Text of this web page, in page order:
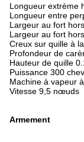
Longueur extrème
Longueur entre
Largeur au fort
Largeur au fort
Creux sur quille à
Profondeur de
Hauteur de quille
Puissance 300
Machine à vapeur
Vitesse 9,5 nœuds
Armement